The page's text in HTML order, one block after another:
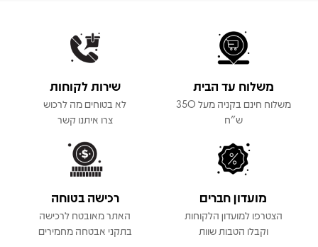
משלוח עד הבית
משלוח חינם בקניה מעל 350
ש"ח
שירות לקוחות
לא בטוחים מה לרכוש
צרו איתנו קשר
מועדון חברים
הצטרפו למועדון הלקוחות
וקבלו הטבות שוות
רכישה בטוחה
האתר מאובטח לרכישה
בתקני אבטחה מחמירים